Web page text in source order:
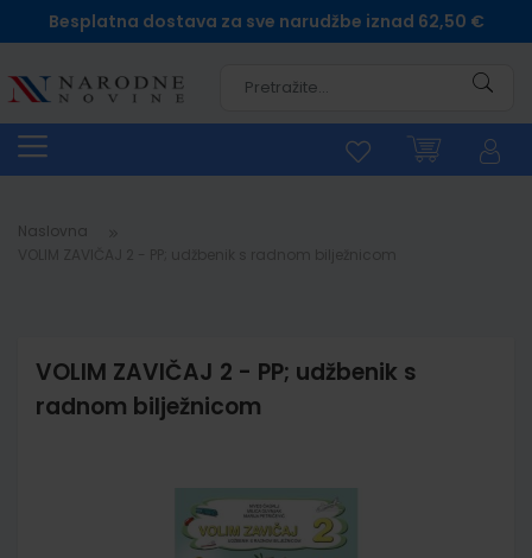
Besplatna dostava za sve narudžbe iznad 62,50 €
Naslovna
VOLIM ZAVIČAJ 2 - PP; udžbenik s
radnom bilježnicom